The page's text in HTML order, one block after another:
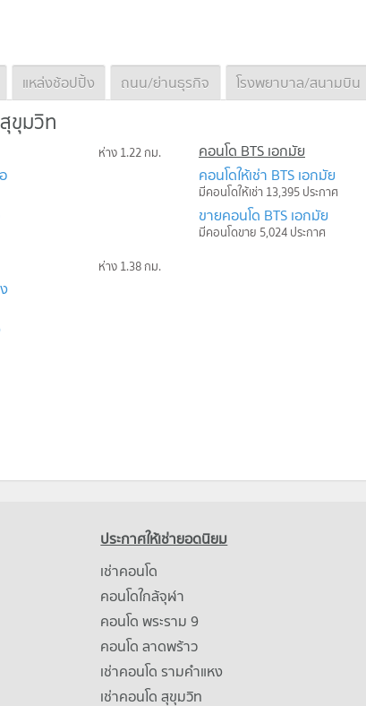
แหล่งช้อปปิ้ง ถนน/ย่านธุรกิจ โรงพยาบาล/สนามบิน
ขุมวิท
ห่าง 1.22 กม. คอนโด BTS เอกมัย
คอนโดให้เช่า BTS เอกมัย
มีคอนโดให้เช่า 13,395 ประกาศ
ขายคอนโด BTS เอกมัย
มีคอนโดขาย 5,024 ประกาศ
ห่าง 1.38 กม.
ประกาศให้เช่ายอดนิยม
เช่าคอนโด
คอนโดใกล้จุฬา
คอนโด พระราม 9
คอนโด ลาดพร้าว
เช่าคอนโด รามคําแหง
เช่าคอนโด สุขุมวิท